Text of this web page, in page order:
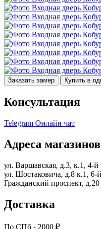
Заказать замер Купить в
Консультация
Telegram Онлайн чат
Адреса магазинов
ул. Варшавская, д.3, к.1, 4-
ул. Шостаковича, д.8 к.1, 6-
Гражданский проспект, д.20
Доставка
По СПб - 2000 ₽